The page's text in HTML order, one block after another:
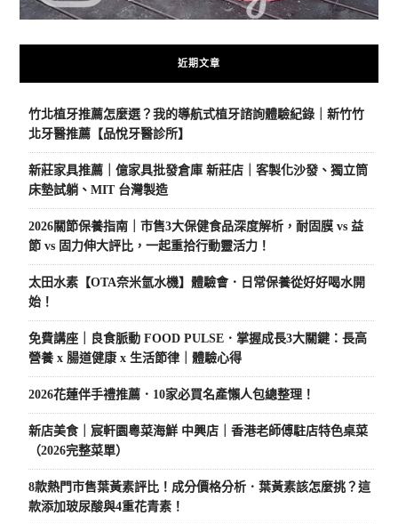
近期文章
竹北植牙推薦怎麼選？我的導航式植牙諮詢體驗紀錄｜新竹竹
北牙醫推薦【品悅牙醫診所】
新莊家具推薦｜億家具批發倉庫 新莊店｜客製化沙發、獨立筒
床墊試躺、MIT 台灣製造
2026關節保養指南｜市售3大保健食品深度解析，耐固膜 vs 益
節 vs 固力伸大評比，一起重拾行動靈活力！
太田水素【OTA奈米氫水機】體驗會．日常保養從好好喝水開
始！
免費講座｜良食脈動 FOOD PULSE．掌握成長3大關鍵：長高
營養 x 腸道健康 x 生活節律｜體驗心得
2026花蓮伴手禮推薦．10家必買名產懶人包總整理！
新店美食｜宸軒園粵菜海鮮 中興店｜香港老師傅駐店特色桌菜
（2026完整菜單）
8款熱門市售葉黃素評比！成分價格分析．葉黃素該怎麼挑？這
款添加玻尿酸與4重花青素！